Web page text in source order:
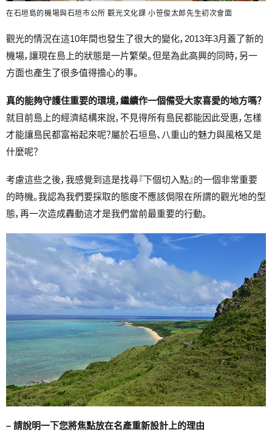
在石垣島的機場與石垣市公所 觀光文化課 小笹俊太郎先生初次會面
觀光的情況在這10年間也發生了很大的變化，2013年3月蓋了新的
機場，讓現在島上的狀態是一片繁榮。但是為此高興的同時，另一
方面也產生了很多值得擔心的事。
真的能夠守護住重要的環境，繼續作一個備受大家喜愛的地方嗎？
就目前島上的經濟結構來說，不見得所有島民都能因此受惠，怎樣
才能讓島民都富裕起來呢？屬於石垣島、八重山的魅力與風格又是
什麼呢？
考慮這些之後，我感覺到這是找尋『下個切入點』的一個非常重要
的時機。我認為我們要採取的態度不應該侷限在所謂的觀光地的型
態，再一次造成轟動這才是我們當前最重要的行動。
– 請說明一下您將焦點放在名產重新設計上的理由